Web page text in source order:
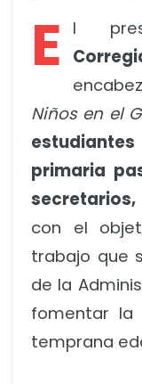
E
l
Niños en el
primaria
con el
trabajo que
de la
fomentar la
temprana